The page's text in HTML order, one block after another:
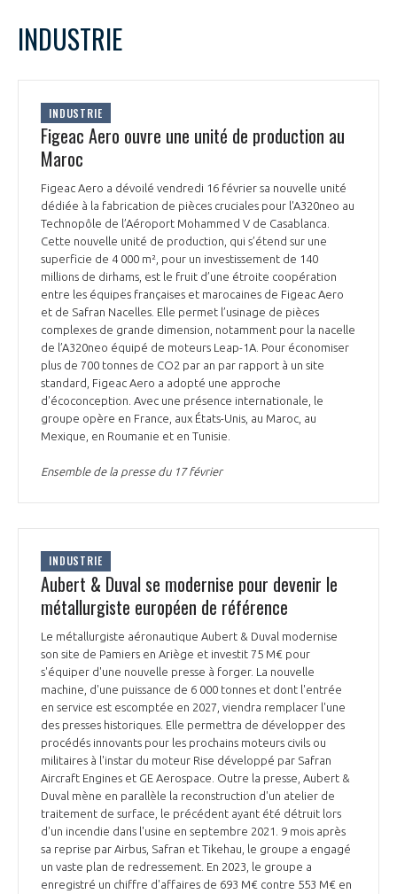
PRÉSENTATION
NOTRE VISION
NOS MISSIONS
NOTRE HISTOIRE
ORGANISATION
LE CONSEIL DU GIFAS
L’ÉQUIPE DU GIFAS
NOS RÉSEAUX À L'INTERNATIONAL
FONCTIONNEMENT
GEADS
COMITÉ AERO PME
STARTAIR
COMMISSIONS ET COMITÉS
ACCOMPAGNEMENT DE NOS ADHÉRENTS
LES PROGRAMMES DU GIFAS
UN ÉCOSYSTÈME INTÉGRÉ ET COHÉRENT
POURQUOI DEVENIR MEMBRE ?
LA MÉDIATION
LA MÉDIATION DANS LA FILIÈRE AÉRONAUTIQUE ET SPATIALE
LE MÉDIATEUR DE LA FILIÈRE AÉRONAUTIQUE ET SPATIALE
MÉDIATION ET CHARTE D’ENGAGEMENT SUR LES RELATIONS ENTRE
PRENDRE CONTACT AVEC LE MÉDIATEUR DE LA FILIÈRE
LE SALON DU BOURGET
L'OBSERVATOIRE
CHIFFRES CLÉS
LES ENJEUX
COMPÉTITIVITÉ
EMPLOI & FORMATION
ENVIRONNEMENT
INNOVATION
INTERNATIONALISATION
LES PUBLICATIONS
DOCUMENTS & BROCHURES
RAPPORTS D'ACTIVITÉS
L
1 2 3
4
15
INDUSTRIE
INDUSTRIE
Figeac Aero ouvre une unité de production au
Maroc
Figeac Aero a dévoilé vendredi 16 février sa nouvelle unité
dédiée à la fabrication de pièces cruciales pour l'A320neo au
Technopôle de l’Aéroport Mohammed V de Casablanca.
Cette nouvelle unité de production, qui s’étend sur une
superficie de 4 000 m², pour un investissement de 140
millions de dirhams, est le fruit d’une étroite coopération
entre les équipes françaises et marocaines de Figeac Aero
et de Safran Nacelles. Elle permet l’usinage de pièces
complexes de grande dimension, notamment pour la nacelle
de l’A320neo équipé de moteurs Leap-1A. Pour économiser
plus de 700 tonnes de CO2 par an par rapport à un site
standard, Figeac Aero a adopté une approche
d'écoconception. Avec une présence internationale, le
groupe opère en France, aux États-Unis, au Maroc, au
Mexique, en Roumanie et en Tunisie.
Ensemble de la presse du 17 février
INDUSTRIE
Aubert & Duval se modernise pour devenir le
métallurgiste européen de référence
Le métallurgiste aéronautique Aubert & Duval modernise
son site de Pamiers en Ariège et investit 75 M€ pour
s'équiper d'une nouvelle presse à forger. La nouvelle
machine, d'une puissance de 6 000 tonnes et dont l'entrée
en service est escomptée en 2027, viendra remplacer l'une
des presses historiques. Elle permettra de développer des
procédés innovants pour les prochains moteurs civils ou
militaires à l'instar du moteur Rise développé par Safran
Aircraft Engines et GE Aerospace. Outre la presse, Aubert &
Duval mène en parallèle la reconstruction d'un atelier de
traitement de surface, le précédent ayant été détruit lors
d'un incendie dans l'usine en septembre 2021. 9 mois après
sa reprise par Airbus, Safran et Tikehau, le groupe a engagé
un vaste plan de redressement. En 2023, le groupe a
enregistré un chiffre d'affaires de 693 M€ contre 553 M€ en
Rejoignez une filière d’excellence et développez
Découvrez les avantages d'adhérer au GIFAS.
Rencontres, salons, données sectorielles,
programmes ...